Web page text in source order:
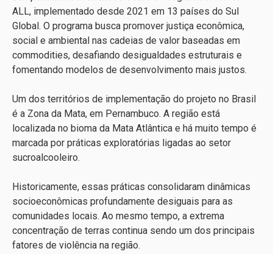
ALL, implementado desde 2021 em 13 países do Sul
Global. O programa busca promover justiça econômica,
social e ambiental nas cadeias de valor baseadas em
commodities, desafiando desigualdades estruturais e
fomentando modelos de desenvolvimento mais justos.
Um dos territórios de implementação do projeto no Brasil
é a Zona da Mata, em Pernambuco. A região está
localizada no bioma da Mata Atlântica e há muito tempo é
marcada por práticas exploratórias ligadas ao setor
sucroalcooleiro.
Historicamente, essas práticas consolidaram dinâmicas
socioeconômicas profundamente desiguais para as
comunidades locais. Ao mesmo tempo, a extrema
concentração de terras continua sendo um dos principais
fatores de violência na região.